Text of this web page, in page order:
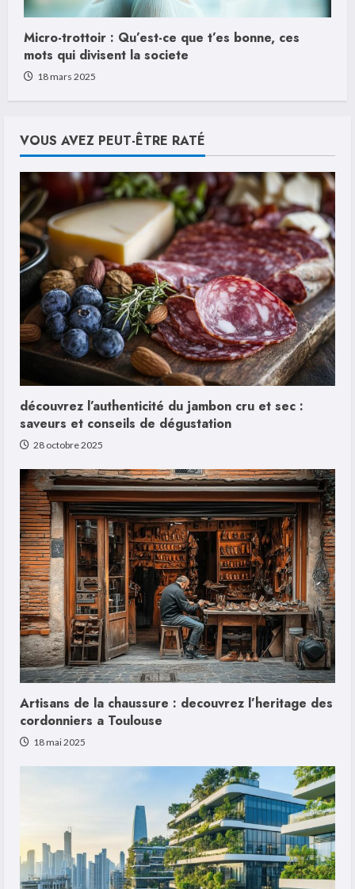
Micro-trottoir : Qu’est-ce que t’es bonne, ces
mots qui divisent la societe
18 mars 2025
VOUS AVEZ PEUT-ÊTRE RATÉ
découvrez l’authenticité du jambon cru et sec :
saveurs et conseils de dégustation
28 octobre 2025
Artisans de la chaussure : decouvrez l’heritage des
cordonniers a Toulouse
18 mai 2025